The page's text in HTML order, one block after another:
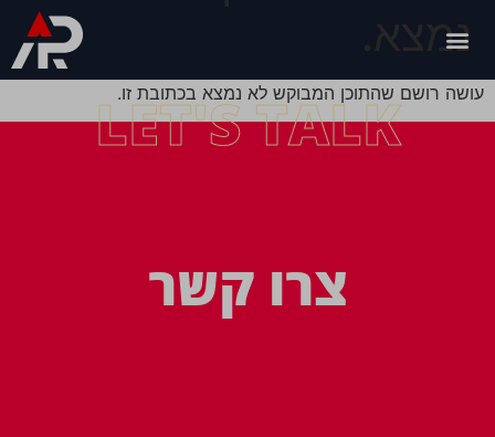
נמצא.
עושה רושם שהתוכן המבוקש לא נמצא בכתובת זו.
LET'S TALK
צרו קשר